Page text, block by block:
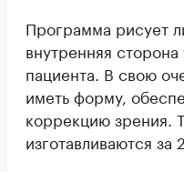
Программа рисует
внутренняя
пациента. В свою
иметь форму,
коррекцию зрения.
изготавливаются за